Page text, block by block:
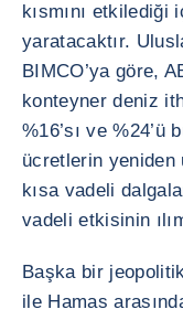
kısmını
yaratacaktır.
BIMCO’ya göre,
konteyner deniz
%16’sı ve
ücretlerin yeniden
kısa vadeli
vadeli etkisinin
Başka bir
ile Hamas